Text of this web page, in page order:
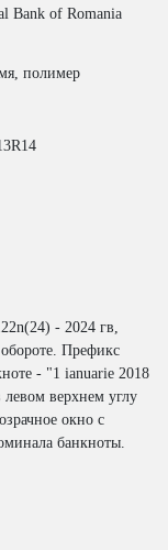
Bank of Romania
полимер
- 2024 гв,
Префикс
- "1 ianuarie 2018
левом верхнем углу
окно с
банкноты.